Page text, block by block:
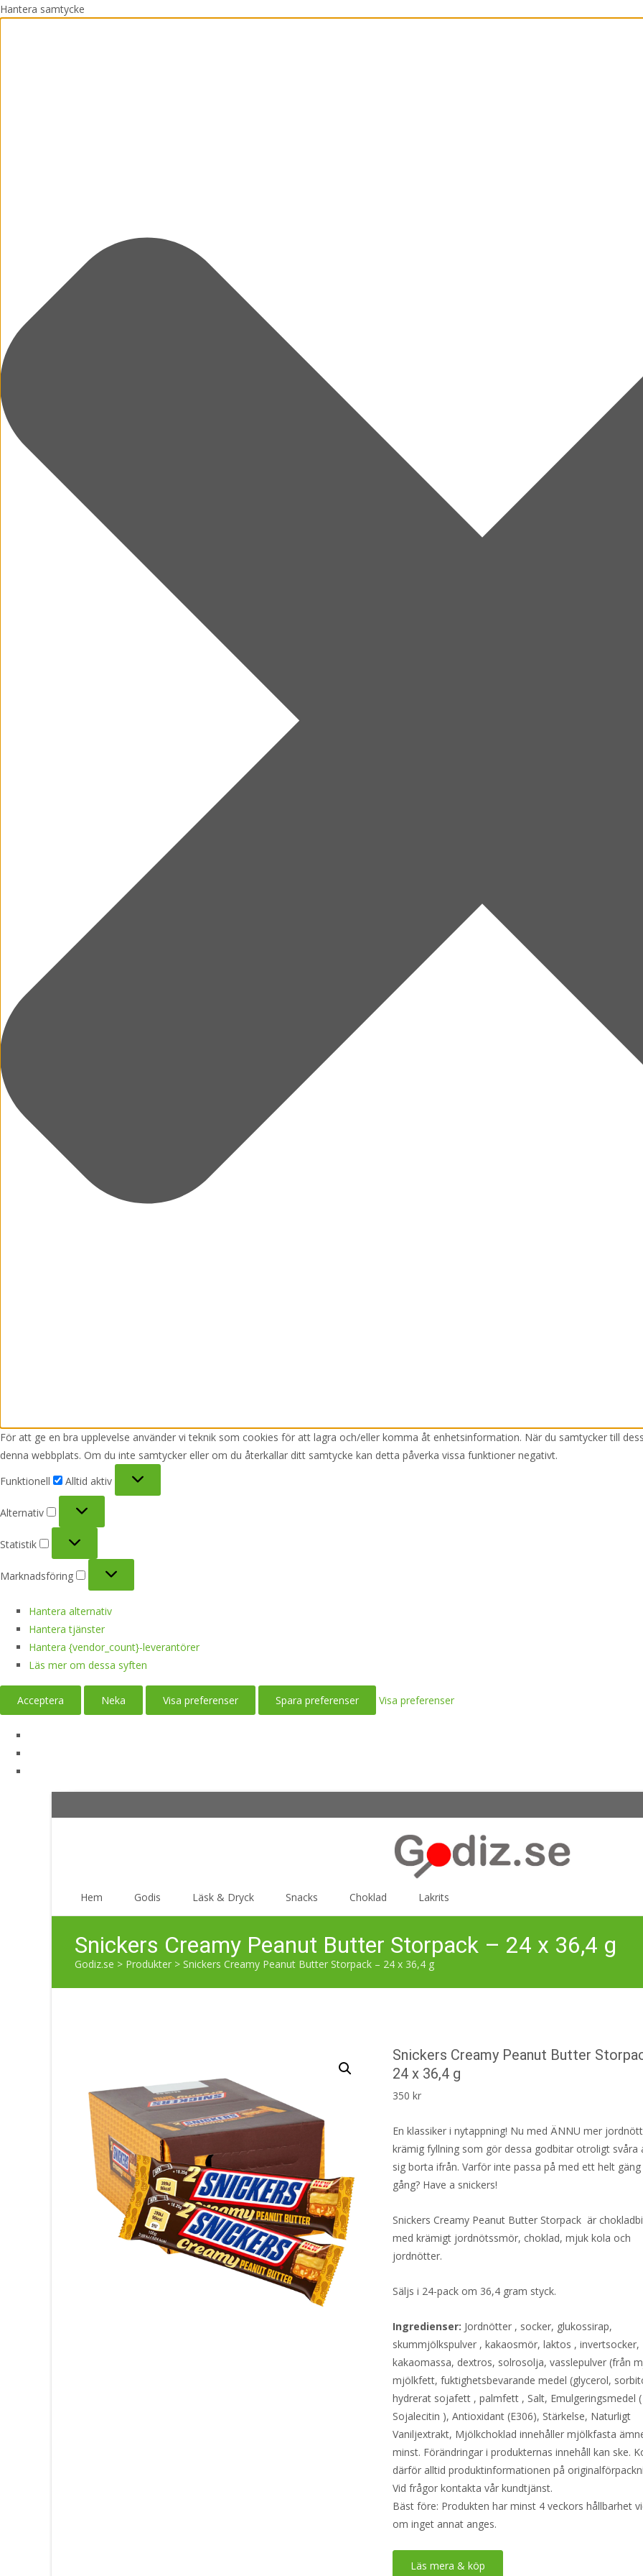
Hantera samtycke
För att ge en bra upplevelse använder vi teknik som cookies för att lagra och/eller komma åt enhetsinformation. När du samtycker till
denna webbplats. Om du inte samtycker eller om du återkallar ditt samtycke kan detta påverka vissa funktioner negativt.
Funktionell
Alltid aktiv
Alternativ
Alternativ
Statistik
Statistik
Marknadsföring
Marknadsföring
Hantera alternativ
Hantera tjänster
Hantera {vendor_count}-leverantörer
Läs mer om dessa syften
Acceptera Neka Visa preferenser Spara preferenser Visa preferenser
Hem Godis Läsk & Dryck Snacks Choklad Lakrits
Snickers Creamy Peanut Butter Storpack – 24 x 36,4 g
Godiz.se > Produkter > Snickers Creamy Peanut Butter Storpack – 24 x 36,4 g
Snickers Creamy Peanut Butter
24 x 36,4 g
350kr
En klassiker i nytappning! Nu med ÄNNU mer
krämig fyllning som gör dessa godbitar otroligt svåra
sig borta ifrån. Varför inte passa på med ett helt gäng
gång? Have a snickers!
Snickers Creamy Peanut Butter Storpack är
med krämigt jordnötssmör, choklad, mjuk kola och
jordnötter.
Säljs i 24-pack om 36,4 gram styck.
Ingredienser: Jordnötter , socker, glukossirap,
skummjölkspulver , kakaosmör, laktos , invertsocker,
kakaomassa, dextros, solrosolja, vasslepulver (från
mjölkfett, fuktighetsbevarande medel (glycerol,
hydrerat sojafett , palmfett , Salt, Emulgeringsmedel (
Sojalecitin ), Antioxidant (E306), Stärkelse, Naturligt
Vaniljextrakt, Mjölkchoklad innehåller mjölkfasta
minst. Förändringar i produkternas innehåll kan ske.
därför alltid produktinformationen på
Vid frågor kontakta vår kundtjänst.
Bäst före: Produkten har minst 4 veckors hållbarhet
om inget annat anges.
Läs mera & köp